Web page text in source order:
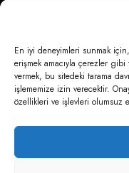
En iyi deneyimleri sunmak
erişmek amacıyla çerezler
vermek, bu sitedeki tarama
işlememize izin verecektir.
özellikleri ve işlevleri olumsuz
İletişim
Ömerli Mahallesi
– Arnavutköy /